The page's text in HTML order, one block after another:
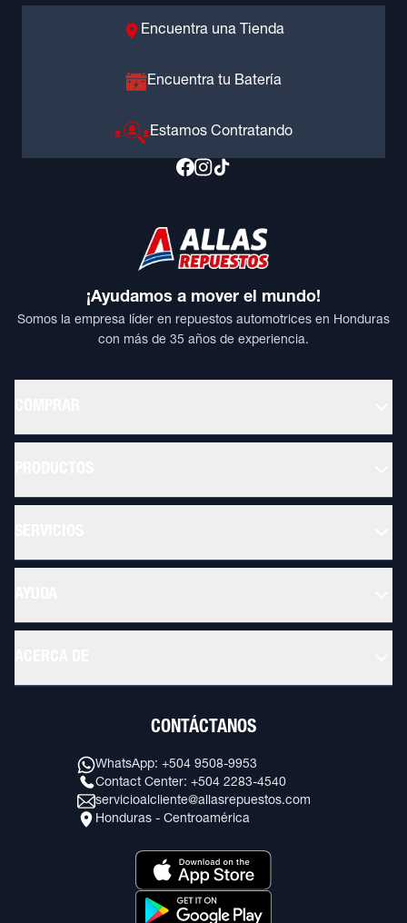
Encuentra una Tienda
Encuentra tu Batería
Estamos Contratando
¡Ayudamos a mover el mundo!
Somos la empresa líder en repuestos automotrices en Honduras
con más de 35 años de experiencia.
CONTÁCTANOS
WhatsApp: +504 9508-9953
Contact Center: +504 2283-4540
servicioalcliente@allasrepuestos.com
Honduras - Centroamérica